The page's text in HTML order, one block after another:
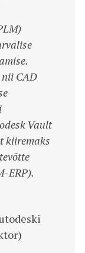
CAD
Vault
kiiremaks
ERP).